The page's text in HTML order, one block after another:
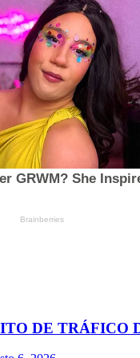
DE TRÁFICO